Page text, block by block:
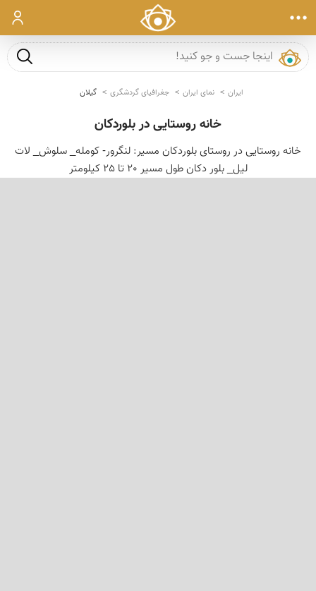
ورود
جست و
ایران نمای ایران جغرافیای گردشگری گیلان
خانه روستایی در بلوردکان
خانه روستایی در روستای بلوردکان مسیر: لنگرور- کومله_ سلوش_ لات
لیل_ بلور دکان طول مسیر 20 تا 25 کیلومتر